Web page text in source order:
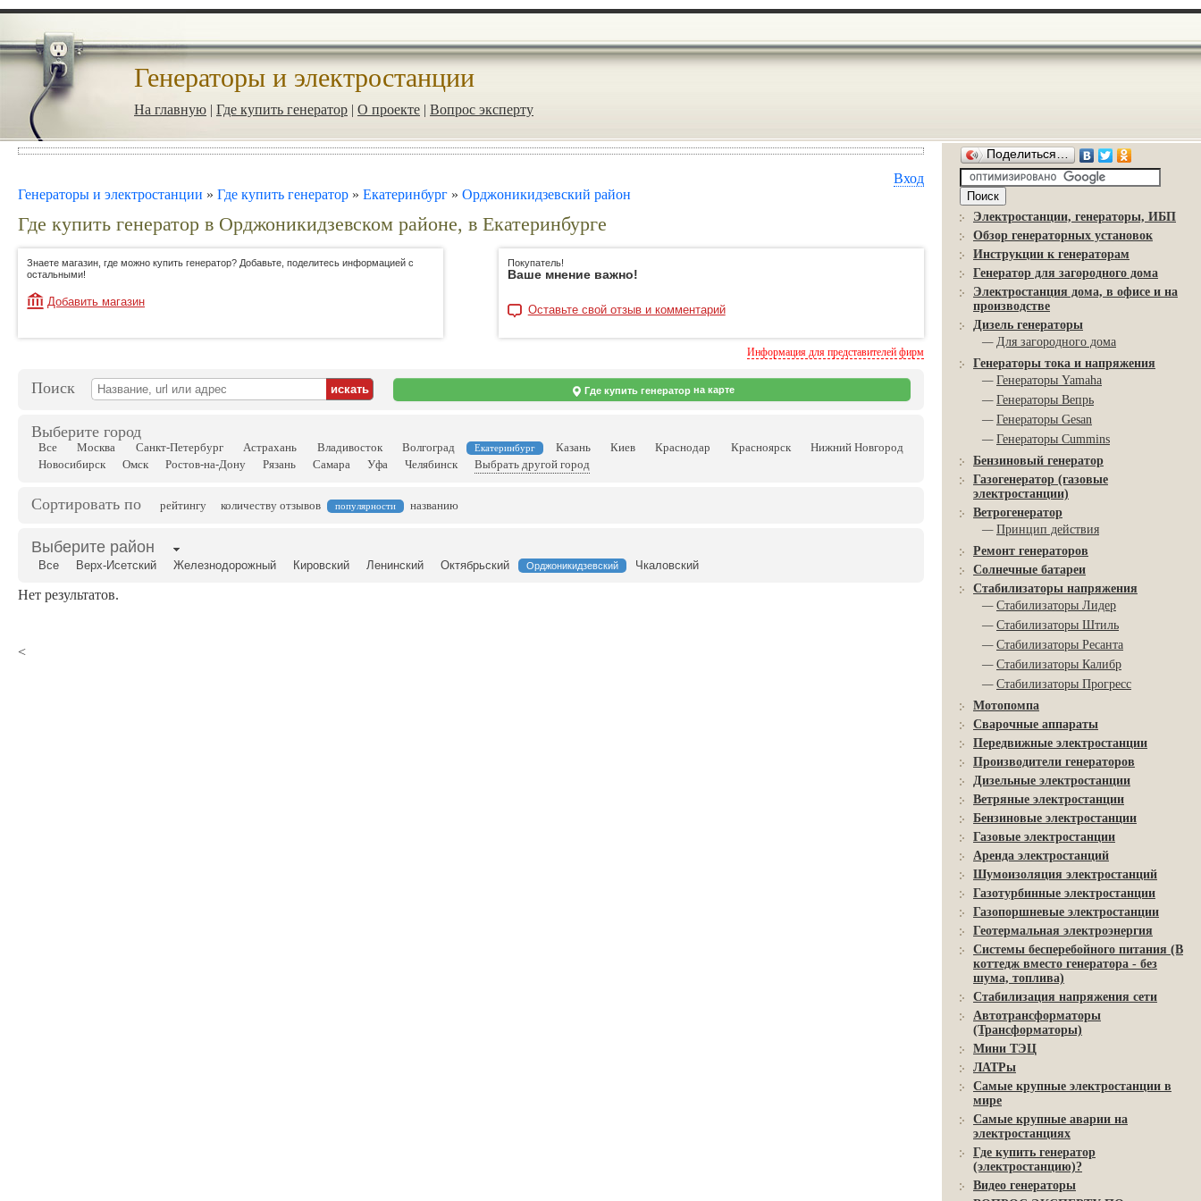
Генераторы и электростанции
На главную | Где купить генератор | О проекте | Вопрос эксперту
Вход
Генераторы и электростанции » Где купить генератор » Екатеринбург » Орджоникидзевский район
Где купить генератор в Орджоникидзевском районе, в Екатеринбурге
Знаете магазин, где можно купить генератор? Добавьте, поделитесь информацией с
остальными!
Добавить магазин
Покупатель!
Ваше мнение важно!
Оставьте свой отзыв и комментарий
Информация для представителей фирм
Поиск Где купить генераторна карте
Выберите город
Все Москва Санкт-Петербург Астрахань Владивосток Волгоград Екатеринбург Казань Киев Краснодар Красноярск
Нижний Новгород
Новосибирск
Омск Ростов-на-Дону Рязань Самара Уфа Челябинск Выбрать другой город
Сортировать по рейтингу количеству отзывов популярности названию
Выберите район
Все Верх-Исетский Железнодорожный Кировский Ленинский Октябрьский Орджоникидзевский Чкаловский
Нет результатов.
<
Поделиться…
Электростанции, генераторы, ИБП
Обзор генераторных установок
Инструкции к генераторам
Генератор для загородного дома
Электростанция дома, в офисе и на
производстве
Дизель генераторы
— Для загородного дома
Генераторы тока и напряжения
— Генераторы Yamaha
— Генераторы Вепрь
— Генераторы Gesan
— Генераторы Cummins
Бензиновый генератор
Газогенератор (газовые
электростанции)
Ветрогенератор
— Принцип действия
Ремонт генераторов
Солнечные батареи
Стабилизаторы напряжения
— Стабилизаторы Лидер
— Стабилизаторы Штиль
— Стабилизаторы Ресанта
— Стабилизаторы Калибр
— Стабилизаторы Прогресс
Мотопомпа
Сварочные аппараты
Передвижные электростанции
Производители генераторов
Дизельные электростанции
Ветряные электростанции
Бензиновые электростанции
Газовые электростанции
Аренда электростанций
Шумоизоляция электростанций
Газотурбинные электростанции
Газопоршневые электростанции
Геотермальная электроэнергия
Системы бесперебойного питания (В
коттедж вместо генератора - без
шума, топлива)
Стабилизация напряжения сети
Автотрансформаторы
(Трансформаторы)
Мини ТЭЦ
ЛАТРы
Самые крупные электростанции в
мире
Самые крупные аварии на
электростанциях
Где купить генератор
(электростанцию)?
Видео генераторы